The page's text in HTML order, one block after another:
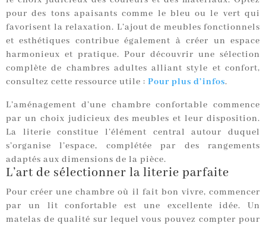
pour des tons apaisants comme le bleu ou le vert qui
favorisent la relaxation. L’ajout de meubles fonctionnels
et esthétiques contribue également à créer un espace
harmonieux et pratique. Pour découvrir une sélection
complète de chambres adultes alliant style et confort,
consultez cette ressource utile : Pour plus d’infos.
L’aménagement d’une chambre confortable commence
par un choix judicieux des meubles et leur disposition.
La literie constitue l’élément central autour duquel
s’organise l’espace, complétée par des rangements
adaptés aux dimensions de la pièce.
L’art de sélectionner la literie parfaite
Pour créer une chambre où il fait bon vivre, commencer
par un lit confortable est une excellente idée. Un
matelas de qualité sur lequel vous pouvez compter pour